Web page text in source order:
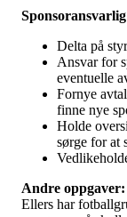
Delta på
Ansvar for
eventuelle
Fornye
finne nye
Holde
sørge for at
Andre oppgaver:
Ellers har